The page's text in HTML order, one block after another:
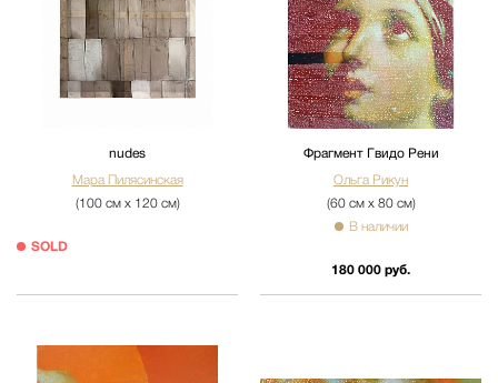
nudes
Мара Пилясинская
(100 см х 120 см)
SOLD
Фрагмент Гвидо Рени
Ольга Рикун
(60 см х 80 см)
В наличии
180 000 руб.